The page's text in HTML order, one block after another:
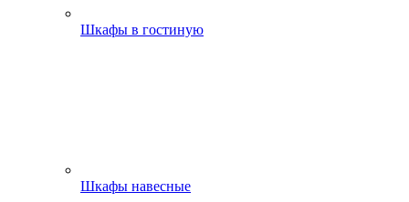
Шкафы в гостиную
Шкафы навесные